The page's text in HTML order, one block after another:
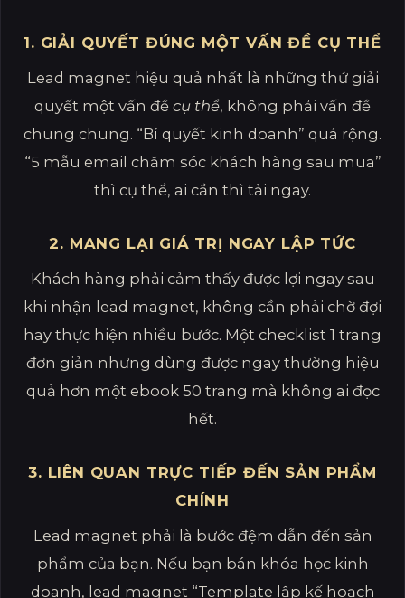
1. GIẢI QUYẾT ĐÚNG MỘT VẤN ĐỀ CỤ THỂ
Lead magnet hiệu quả nhất là những thứ giải
quyết một vấn đề cụ thể, không phải vấn đề
chung chung. “Bí quyết kinh doanh” quá rộng.
“5 mẫu email chăm sóc khách hàng sau mua”
thì cụ thể, ai cần thì tải ngay.
2. MANG LẠI GIÁ TRỊ NGAY LẬP TỨC
Khách hàng phải cảm thấy được lợi ngay sau
khi nhận lead magnet, không cần phải chờ đợi
hay thực hiện nhiều bước. Một checklist 1 trang
đơn giản nhưng dùng được ngay thường hiệu
quả hơn một ebook 50 trang mà không ai đọc
hết.
3. LIÊN QUAN TRỰC TIẾP ĐẾN SẢN PHẨM
CHÍNH
Lead magnet phải là bước đệm dẫn đến sản
phẩm của bạn. Nếu bạn bán khóa học kinh
doanh, lead magnet “Template lập kế hoạch